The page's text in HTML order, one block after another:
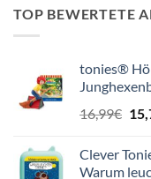
TOP BEWERTETE
tonies®
16,99€
Preis
Clever
Warum